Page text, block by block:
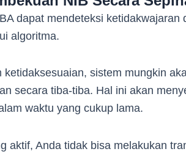
dapat mendeteksi
algoritma.
ketidaksesuaian, sistem mungkin
secara tiba-tiba. Hal ini akan
waktu yang cukup lama.
aktif, Anda tidak bisa melakukan